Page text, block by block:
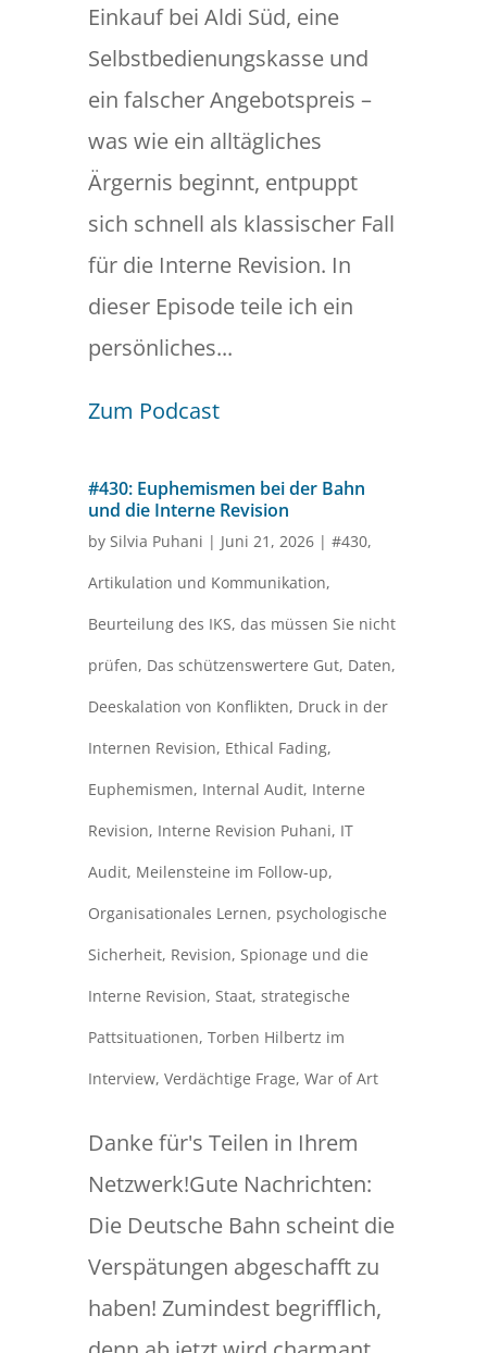
Einkauf bei Aldi Süd, eine
Selbstbedienungskasse und
ein falscher Angebotspreis –
was wie ein alltägliches
Ärgernis beginnt, entpuppt
sich schnell als klassischer Fall
für die Interne Revision. In
dieser Episode teile ich ein
persönliches...
Zum Podcast
#430: Euphemismen bei der Bahn
und die Interne Revision
by Silvia Puhani | Juni 21, 2026| #430,
Artikulation und Kommunikation,
Beurteilung des IKS, das müssen Sie nicht
prüfen, Das schützenswertere Gut, Daten,
Deeskalation von Konflikten, Druck in der
Internen Revision, Ethical Fading,
Euphemismen, Internal Audit, Interne
Revision, Interne Revision Puhani, IT
Audit, Meilensteine im Follow-up,
Organisationales Lernen, psychologische
Sicherheit, Revision, Spionage und die
Interne Revision, Staat, strategische
Pattsituationen, Torben Hilbertz im
Interview, Verdächtige Frage, War of Art
Danke für's Teilen in Ihrem
Netzwerk!Gute Nachrichten:
Die Deutsche Bahn scheint die
Verspätungen abgeschafft zu
haben! Zumindest begrifflich,